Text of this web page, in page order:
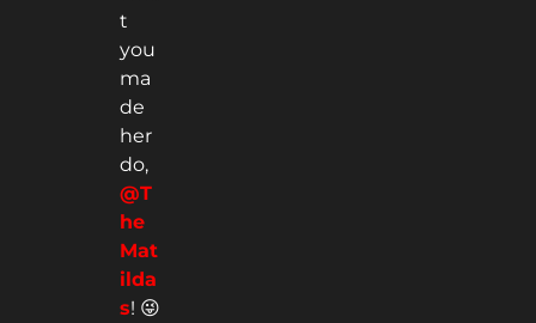
t
you
ma
de
her
do,
@T
he
Mat
ilda
s! 😜